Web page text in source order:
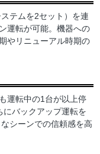
テムを2セット）を連
運転が可能。機器への
やリニューアル時期の
運転中の1台が以上停
にバックアップ運転を
シーンでの信頼感を高